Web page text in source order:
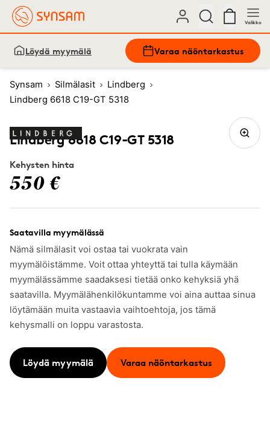
Valikko
Löydä myymälä Varaa näöntarkastus
Synsam Silmälasit
Lindberg
Lindberg 6618 C19-GT 5318
Lindberg 6618 C19-GT 5318
Kehysten hinta
550 €
Saatavilla myymälässä
Nämä silmälasit voi ostaa tai vuokrata vain
myymälöistämme. Voit ottaa yhteyttä tai tulla käymään
myymälässämme saadaksesi tietää onko kehyksiä yhä
saatavilla. Myymälähenkilökuntamme voi aina auttaa sinua
löytämään muita vastaavia vaihtoehtoja, jos tämä
kehysmalli on loppu varastosta.
Löydä myymälä Varaa näöntarkastus